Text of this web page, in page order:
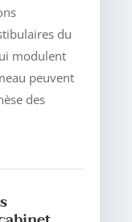
du
modulent
peuvent
des